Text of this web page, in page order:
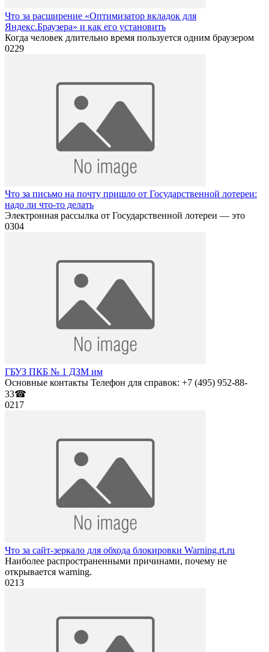
Что за расширение «Оптимизатор вкладок для
Яндекс.Браузера» и как его установить
Когда человек длительно время пользуется одним браузером
0229
Что за письмо на почту пришло от Государственной лотереи:
надо ли что-то делать
Электронная рассылка от Государственной лотереи — это
0304
ГБУЗ ПКБ № 1 ДЗМ им
Основные контакты Телефон для справок: +7 (495) 952-88-
33☎
0217
Что за сайт-зеркало для обхода блокировки Warning.rt.ru
Наиболее распространенными причинами, почему не
открывается warning.
0213